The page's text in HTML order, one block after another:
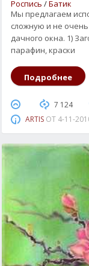
Роспись /Батик
Мы предлагаем
сложную и не
дачного окна. 1)
парафин, краски
Подробнее
7 124
ARTISОТ 4-11-